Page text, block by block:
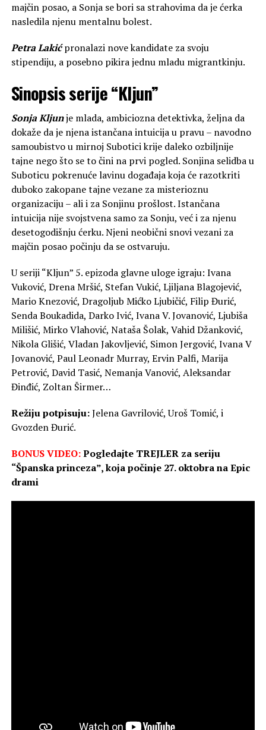
majčin posao, a Sonja se bori sa strahovima da je ćerka
nasledila njenu mentalnu bolest.
Petra Lakićpronalazi nove kandidate za svoju
stipendiju, a posebno pikira jednu mladu migrantkinju.
Sinopsis serije “Kljun”
Sonja Кljunje mlada, ambiciozna detektivka, željna da
dokaže da je njena istančana intuicija u pravu – navodno
samoubistvo u mirnoj Subotici krije daleko ozbiljnije
tajne nego što se to čini na prvi pogled. Sonjina selidba u
Suboticu pokrenuće lavinu događaja koja će razotkriti
duboko zakopane tajne vezane za misterioznu
organizaciju – ali i za Sonjinu prošlost. Istančana
intuicija nije svojstvena samo za Sonju, već i za njenu
desetogodišnju ćerku. Njeni neobični snovi vezani za
majčin posao počinju da se ostvaruju.
U seriji “Kljun” 5. epizoda glavne uloge igraju: Ivana
Vuković, Drena Mršić, Stefan Vukić, Ljiljana Blagojević,
Mario Knezović, Dragoljub Mićko Ljubičić, Filip Đurić,
Senda Boukadida, Darko Ivić, Ivana V. Jovanović, Ljubiša
Milišić, Mirko Vlahović, Nataša Šolak, Vahid Džanković,
Nikola Glišić, Vladan Jakovljević, Simon Jergović, Ivana V
Jovanović, Paul Leonadr Murray, Ervin Palfi, Marija
Petrović, David Tasić, Nemanja Vanović, Aleksandar
Đinđić, Zoltan Širmer…
Režiju potpisuju:Jelena Gavrilović, Uroš Tomić, i
Gvozden Đurić.
BONUS VIDEO:Pogledajte TREJLER za seriju
“Španska princeza”, koja počinje 27. oktobra na Epic
drami